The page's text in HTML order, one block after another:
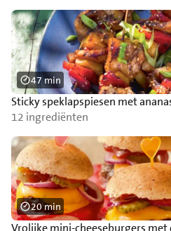
Sticky speklapspiesen met
12 ingrediënten
47 min
Vrolijke mini-cheeseburgers met
20 min